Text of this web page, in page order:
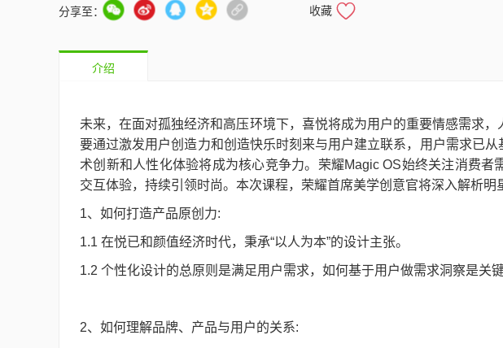
分享至： 收藏
介绍
未来，在面对孤独经济和高压环境下，喜悦将成为用户的重要情感需求
要通过激发用户创造力和创造快乐时刻来与用户建立联系，用户需求已
术创新和人性化体验将成为核心竞争力。荣耀Magic OS始终关注消费者
交互体验，持续引领时尚。本次课程，荣耀首席美学创意官将深入解析明
1、如何打造产品原创力:
1.1 在悦已和颜值经济时代，秉承“以人为本”的设计主张。
1.2 个性化设计的总原则是满足用户需求，如何基于用户做需求洞察是关键
2、如何理解品牌、产品与用户的关系: